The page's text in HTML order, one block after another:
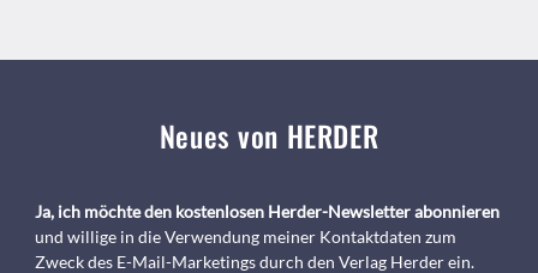
Neues von HERDER
Ja, ich möchte den kostenlosen Herder-Newsletter abonnieren
und willige in die Verwendung meiner Kontaktdaten zum
Zweck des E-Mail-Marketings durch den Verlag Herder ein.